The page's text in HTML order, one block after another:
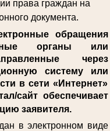
права граждан на
документа.
обращения
органы или
через
систему или
в сети «Интернет»
сайт обеспечивает
заявителя.
в электронном виде